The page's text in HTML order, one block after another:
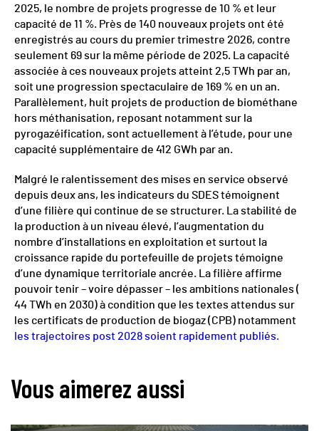
2025, le nombre de projets progresse de 10 % et leur
capacité de 11 %. Près de 140 nouveaux projets ont été
enregistrés au cours du premier trimestre 2026, contre
seulement 69 sur la même période de 2025. La capacité
associée à ces nouveaux projets atteint 2,5 TWh par an,
soit une progression spectaculaire de 169 % en un an.
Parallèlement, huit projets de production de biométhane
hors méthanisation, reposant notamment sur la
pyrogazéification, sont actuellement à l’étude, pour une
capacité supplémentaire de 412 GWh par an.
Malgré le ralentissement des mises en service observé
depuis deux ans, les indicateurs du SDES témoignent
d’une filière qui continue de se structurer. La stabilité de
la production à un niveau élevé, l’augmentation du
nombre d’installations en exploitation et surtout la
croissance rapide du portefeuille de projets témoigne
d’une dynamique territoriale ancrée. La filière affirme
pouvoir tenir – voire dépasser – les ambitions nationales (
44 TWh en 2030) à condition que les textes attendus sur
les certificats de production de biogaz (CPB) notamment
les trajectoires post 2028 soient rapidement publiés.
Vous aimerez aussi